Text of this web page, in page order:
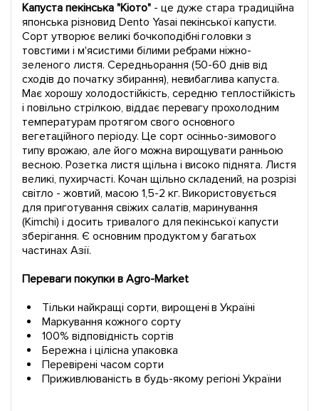
Капуста пекінська "Кіото"- це дуже стара традиційна
японська різновид Dento Yasai пекінської капусти.
Сорт утворює великі бочкоподібні головки з
товстими і м'ясистими білими ребрами ніжно-
зеленого листя. Середньорання (50-60 днів від
сходів до початку збирання), невибаглива капуста.
Має хорошу холодостійкість, середню теплостійкість
і повільно стрілкою, віддає перевагу прохолодним
температурам протягом свого основного
вегетаційного періоду. Це сорт осінньо-зимового
типу врожаю, але його можна вирощувати ранньою
весною. Розетка листя щільна і високо піднята. Листя
великі, пухирчасті. Кочан щільно складений, на розрізі
світло - жовтий, масою 1,5-2 кг. Використовується
для приготування свіжих салатів, маринування
(Kimchi) і досить тривалого для пекінської капусти
зберігання. Є основним продуктом у багатьох
частинах Азії.
Переваги покупки в Agro-Market
Тільки найкращі сорти, вирощені в Україні
Маркування кожного сорту
100% відповідність сортів
Бережна і цілісна упаковка
Перевірені часом сорти
Приживлюваність в будь-якому регіоні України